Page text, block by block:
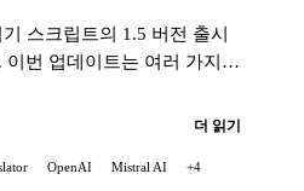
스크립트의 1.5 버전 출시
번 업데이트는 여러 가지
더 읽기
OpenAI Mistral AI +4